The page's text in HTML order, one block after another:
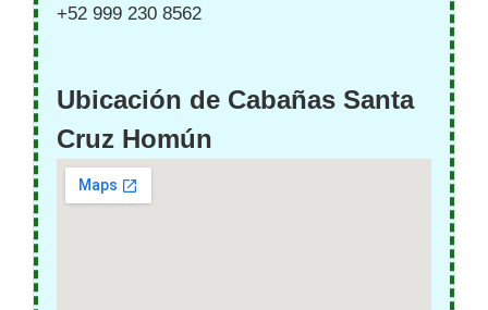
+52 999 230 8562
Ubicación de Cabañas Santa
Cruz Homún